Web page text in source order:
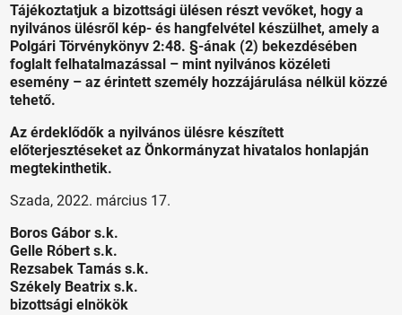
Tájékoztatjuk a bizottsági ülésen részt vevőket, hogy a
nyilvános ülésről kép- és hangfelvétel készülhet, amely a
Polgári Törvénykönyv 2:48. §-ának (2) bekezdésében
foglalt felhatalmazással – mint nyilvános közéleti
esemény – az érintett személy hozzájárulása nélkül közzé
tehető.
Az érdeklődők a nyilvános ülésre készített
előterjesztéseket az Önkormányzat hivatalos honlapján
megtekinthetik.
Szada, 2022. március 17.
Boros Gábor s.k.
Gelle Róbert s.k.
Rezsabek Tamás s.k.
Székely Beatrix s.k.
bizottsági elnökök